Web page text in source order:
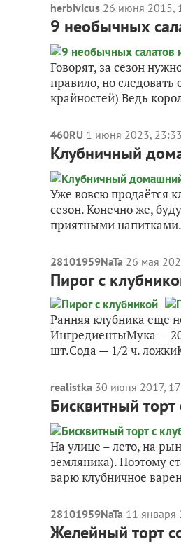
herbivicus 26 июня 2015,
9 необычных
Говорят, за сезон
правило, но следовать
крайностей) Ведь
460RU 1 июня 2023, 23:33
Клубничный
Уже вовсю продаётся
сезон. Конечно же,
приятными напитками.
28101959NaTa 26 мая
Пирог с
Ранняя клубника еще
ИнгредиентыМука —
шт.Сода — 1/2 ч.
realistka 30 июня 2017,
Бисквитный
На улице – лето, на
земляника). Поэтому
варю клубничное
28101959NaTa 11 января
Желейный торт